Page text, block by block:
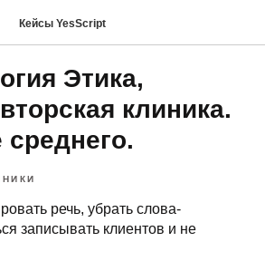
Кейсы YesScript
Этика,
клиника.
речь, убрать слова-
записывать клиентов и не